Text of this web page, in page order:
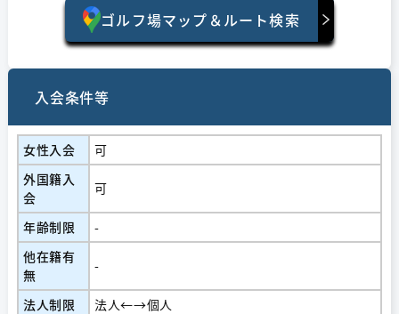
ゴルフ場マップ＆ルート検索
入会条件等
女性入会
可
外国籍入
会
可
年齢制限
-
他在籍有
無
-
法人制限
法人←→個人